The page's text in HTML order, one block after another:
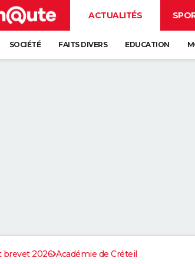
ACTUALITÉS
SOCIÉTÉ FAITS DIVERS EDUCATION
brevet 2026 Académie de Créteil